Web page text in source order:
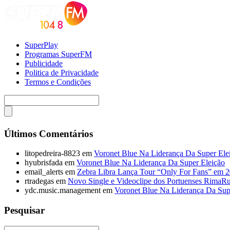
SuperPlay
Programas SuperFM
Publicidade
Politica de Privacidade
Termos e Condições
Últimos Comentários
litopedreira-8823 em Voronet Blue Na Liderança Da Super
hyubrisfada em Voronet Blue Na Liderança Da Super Eleição
email_alerts em Zebra Libra Lança Tour “Only For Fans” em
rtradegas em Novo Single e Videoclipe dos Portuenses
ydc.music.management em Voronet Blue Na Liderança Da
Pesquisar